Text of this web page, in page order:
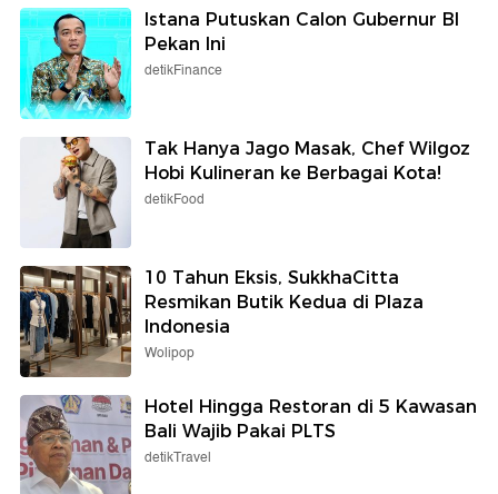
Istana Putuskan Calon Gubernur BI
Pekan Ini
detikFinance
Tak Hanya Jago Masak, Chef Wilgoz
Hobi Kulineran ke Berbagai Kota!
detikFood
10 Tahun Eksis, SukkhaCitta
Resmikan Butik Kedua di Plaza
Indonesia
Wolipop
Hotel Hingga Restoran di 5 Kawasan
Bali Wajib Pakai PLTS
detikTravel